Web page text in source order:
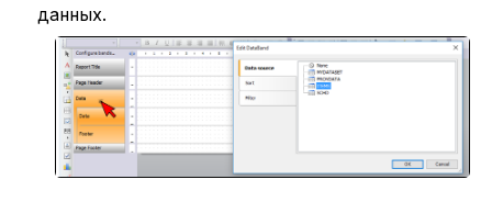
данных.